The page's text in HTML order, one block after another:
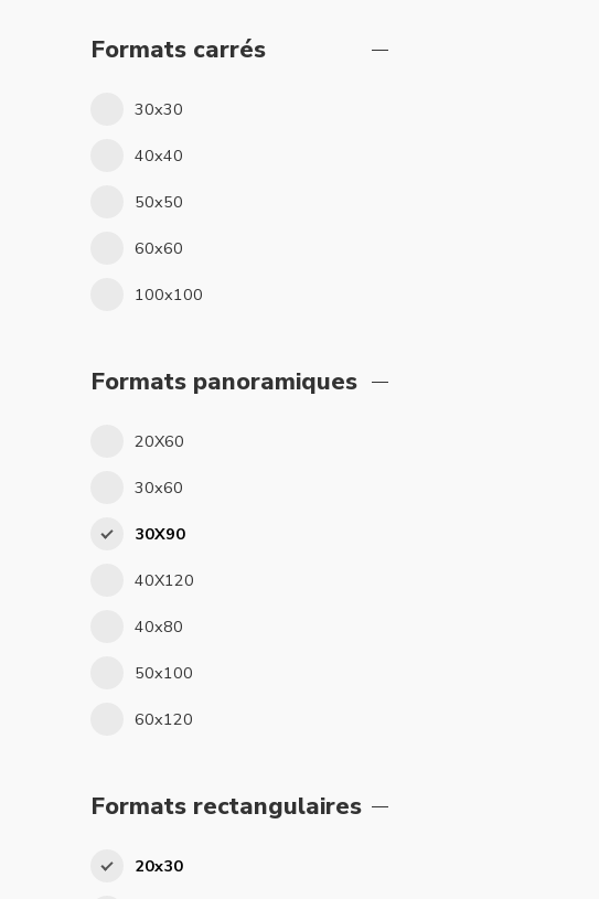
Formats carrés
30x30
40x40
50x50
60x60
100x100
Formats panoramiques
20X60
30x60
30X90
40X120
40x80
50x100
60x120
Formats rectangulaires
20x30